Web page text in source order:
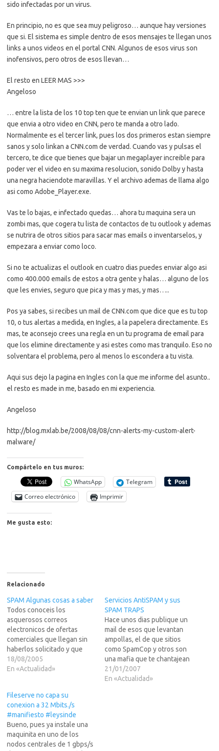
sido infectadas por un virus.
En principio, no es que sea muy peligroso… aunque hay versiones
que si. El sistema es simple dentro de esos mensajes te llegan unos
links a unos videos en el portal CNN. Algunos de esos virus son
inofensivos, pero otros de esos llevan…
El resto en LEER MAS >>>
Angeloso
… entre la lista de los 10 top ten que te envian un link que parece
que envia a otro video en CNN, pero te manda a otro lado.
Normalmente es el tercer link, pues los dos primeros estan siempre
sanos y solo linkan a CNN.com de verdad. Cuando vas y pulsas el
tercero, te dice que tienes que bajar un megaplayer increible para
poder ver el video en su maxima resolucion, sonido Dolby y hasta
una negra haciendote maravillas. Y el archivo ademas de llama algo
asi como Adobe_Player.exe.
Vas te lo bajas, e infectado quedas… ahora tu maquina sera un
zombi mas, que cogera tu lista de contactos de tu outlook y ademas
se nutrira de otros sitios para sacar mas emails o inventarselos, y
empezara a enviar como loco.
Si no te actualizas el outlook en cuatro dias puedes enviar algo asi
como 400.000 emails de estos a otra gente y halas… alguno de los
que les envies, seguro que pica y mas y mas, y mas…..
Pos ya sabes, si recibes un mail de CNN.com que dice que es tu top
10, o tus alertas a medida, en Ingles, a la papelera directamente. Es
mas, te aconsejo crees una regla en un tu programa de email para
que los elimine directamente y asi estes como mas tranquilo. Eso no
solventara el problema, pero al menos lo escondera a tu vista.
Aqui sus dejo la pagina en Ingles con la que me informe del asunto..
el resto es made in me, basado en mi experiencia.
Angeloso
http://blog.mxlab.be/2008/08/08/cnn-alerts-my-custom-alert-
malware/
Compártelo en tus muros:
WhatsApp
Telegram
Correo electrónico
Imprimir
Me gusta esto:
Relacionado
SPAM Algunas cosas a saber
Todos conoceis los
asquerosos correos
electronicos de ofertas
comerciales que llegan sin
haberlos solicitado y que
tanto nos toca los cojones.
Esos correos son los
genero bobo, porque nos
envian cada timo oferta que
es para reirse.Todos
conoceis los asquerosos
correos electronicos…
18/08/2005
En «Actualidad»
Servicios AntiSPAM y sus
SPAM TRAPS
Hace unos dias publique un
mail de esos que levantan
ampollas, el de que sitios
como SpamCop y otros son
una mafia que te chantajean
para quitar tu IP listadas en
sus bases de datos.Como
21/01/2007
En «Actualidad»
Fileserve no capa su
conexion a 32 Mbits./s
#manifiesto #leysinde
Bueno, pues ya instale una
maquinita en uno de los
nodos centrales de 1 gbps/s